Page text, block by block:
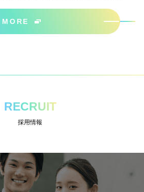
MORE
RECRUIT
採用情報